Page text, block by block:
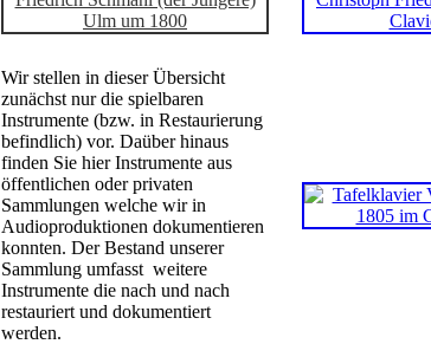
Wir stellen in dieser Übersicht
zunächst nur die spielbaren
Instrumente (bzw. in Restaurierung
befindlich) vor. Daüber hinaus
finden Sie hier Instrumente aus
öffentlichen oder privaten
Sammlungen welche wir in
Audioproduktionen dokumentieren
konnten. Der Bestand unserer
Sammlung umfasst weitere
Instrumente die nach und nach
restauriert und dokumentiert
werden.